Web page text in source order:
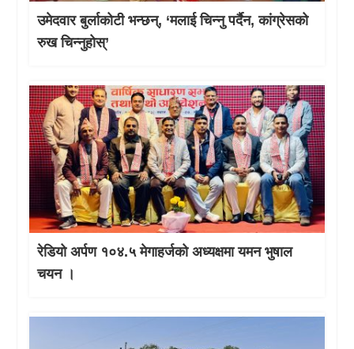
उमेदवार बुर्लाकोटी भन्छन्, ‘मलाई चिन्नु पर्दैन, कांग्रेसको
रुख चिन्नुहोस्’
रेडियो अर्पण १०४.५ मेगाहर्जको अध्यक्षमा यमन भुषाल
चयन ।